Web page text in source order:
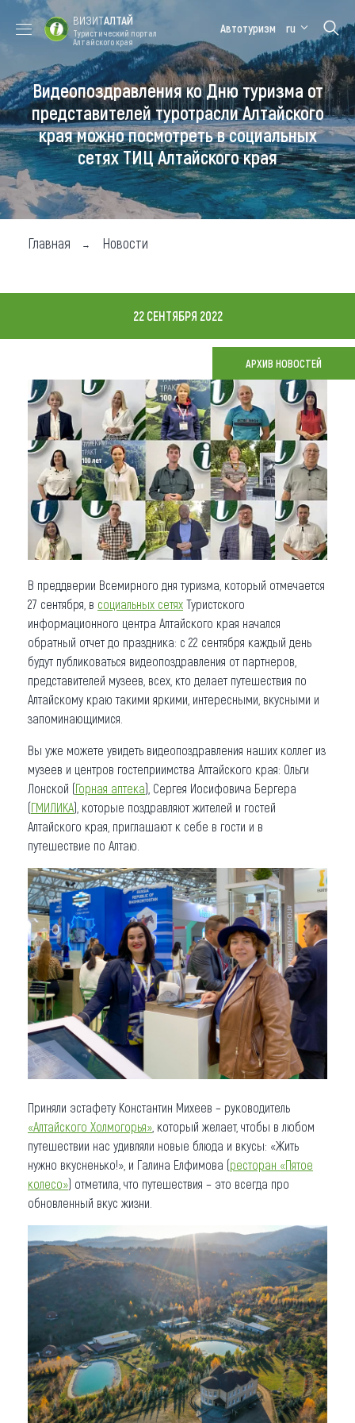
Форум VISIT
ALTAI
Цветение
маральника
Медицинский
форум
Алтайская
зимовка
Туры
Где побывать
Чем заняться
Где остановиться
Что привезти (сувениры)
О регионе
Коллекция впечатлений
Другие рубрики
ВИЗИТАЛТАЙ
Туристический портал
Алтайского края
Автотуризм ru
Видеопоздравления ко Дню туризма от
представителей туротрасли Алтайского
края можно посмотреть в социальных
сетях ТИЦ Алтайского края
Главная Новости
22 СЕНТЯБРЯ 2022
АРХИВ НОВОСТЕЙ
В преддверии Всемирного дня туризма, который отмечается
27 сентября, в социальных сетях Туристского
информационного центра Алтайского края начался
обратный отчет до праздника: с 22 сентября каждый день
будут публиковаться видеопоздравления от партнеров,
представителей музеев, всех, кто делает путешествия по
Алтайскому краю такими яркими, интересными, вкусными и
запоминающимися.
Вы уже можете увидеть видеопоздравления наших коллег из
музеев и центров гостеприимства Алтайского края: Ольги
Лонской (Горная аптека), Сергея Иосифовича Бергера
(ГМИЛИКА), которые поздравляют жителей и гостей
Алтайского края, приглашают к себе в гости и в
путешествие по Алтаю.
Приняли эстафету Константин Михеев – руководитель
«Алтайского Холмогорья» , который желает, чтобы в любом
путешествии нас удивляли новые блюда и вкусы: «Жить
нужно вкусненько!», и Галина Елфимова (ресторан «Пятое
колесо») отметила, что путешествия – это всегда про
обновленный вкус жизни.